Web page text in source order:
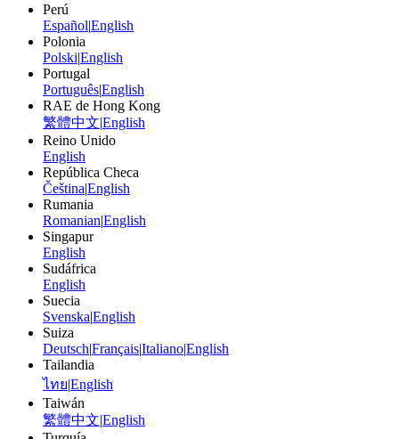
Perú
Español|English
Polonia
Polski|English
Portugal
Português|English
RAE de Hong Kong
繁體中文|English
Reino Unido
English
República Checa
Čeština|English
Rumania
Romanian|English
Singapur
English
Sudáfrica
English
Suecia
Svenska|English
Suiza
Deutsch|Français|Italiano|English
Tailandia
ไทย|English
Taiwán
繁體中文|English